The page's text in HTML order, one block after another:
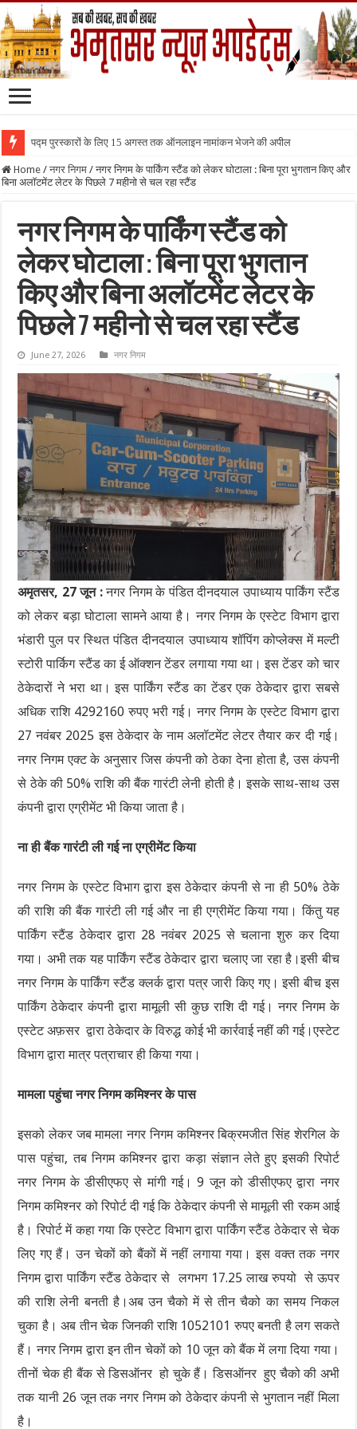
पद्म पुरस्कारों के लिए 15 अगस्त तक ऑनलाइन नामांकन भेजने की अपील
Home / नगर निगम / नगर निगम के पार्किंग स्टैंड को लेकर घोटाला : बिना पूरा भुगतान किए और
बिना अलॉटमेंट लेटर के पिछले 7 महीनो से चल रहा स्टैंड
नगर निगम के पार्किंग स्टैंड को
लेकर घोटाला : बिना पूरा भुगतान
किए और बिना अलॉटमेंट लेटर के
पिछले 7 महीनो से चल रहा स्टैंड
June 27, 2026 नगर निगम
अमृतसर, 27 जून :नगर निगम के पंडित दीनदयाल उपाध्याय पार्किंग स्टैंड
को लेकर बड़ा घोटाला सामने आया है। नगर निगम के एस्टेट विभाग द्वारा
भंडारी पुल पर स्थित पंडित दीनदयाल उपाध्याय शॉपिंग कोप्लेक्स में मल्टी
स्टोरी पार्किग स्टैंड का ई ऑक्शन टेंडर लगाया गया था। इस टेंडर को चार
ठेकेदारों ने भरा था। इस पार्किंग स्टैंड का टेंडर एक ठेकेदार द्वारा सबसे
अधिक राशि 4292160 रुपए भरी गई। नगर निगम के एस्टेट विभाग द्वारा
27 नवंबर 2025 इस ठेकेदार के नाम अलॉटमेंट लेटर तैयार कर दी गई।
नगर निगम एक्ट के अनुसार जिस कंपनी को ठेका देना होता है, उस कंपनी
से ठेके की 50% राशि की बैंक गारंटी लेनी होती है। इसके साथ-साथ उस
कंपनी द्वारा एग्रीमेंट भी किया जाता है।
ना ही बैंक गारंटी ली गई ना एग्रीमेंट किया
नगर निगम के एस्टेट विभाग द्वारा इस ठेकेदार कंपनी से ना ही 50% ठेके
की राशि की बैंक गारंटी ली गई और ना ही एग्रीमेंट किया गया। किंतु यह
पार्किंग स्टैंड ठेकेदार द्वारा 28 नवंबर 2025 से चलाना शुरु कर दिया
गया। अभी तक यह पार्किंग स्टैंड ठेकेदार द्वारा चलाए जा रहा है।इसी बीच
नगर निगम के पार्किंग स्टैंड क्लर्क द्वारा पत्र जारी किए गए। इसी बीच इस
पार्किंग ठेकेदार कंपनी द्वारा मामूली सी कुछ राशि दी गई। नगर निगम के
एस्टेट अफ़सर द्वारा ठेकेदार के विरुद्ध कोई भी कार्रवाई नहीं की गई।एस्टेट
विभाग द्वारा मात्र पत्राचार ही किया गया।
मामला पहुंचा नगर निगम कमिश्नर के पास
इसको लेकर जब मामला नगर निगम कमिश्नर बिक्रमजीत सिंह शेरगिल के
पास पहुंचा, तब निगम कमिश्नर द्वारा कड़ा संज्ञान लेते हुए इसकी रिपोर्ट
नगर निगम के डीसीएफए से मांगी गई। 9 जून को डीसीएफए द्वारा नगर
निगम कमिश्नर को रिपोर्ट दी गई कि ठेकेदार कंपनी से मामूली सी रकम आई
है। रिपोर्ट में कहा गया कि एस्टेट विभाग द्वारा पार्किंग स्टैंड ठेकेदार से चेक
लिए गए हैं। उन चेकों को बैंकों में नहीं लगाया गया। इस वक्त तक नगर
निगम द्वारा पार्किंग स्टैंड ठेकेदार से लगभग 17.25 लाख रुपयो से ऊपर
की राशि लेनी बनती है।अब उन चैको में से तीन चैको का समय निकल
चुका है। अब तीन चेक जिनकी राशि 1052101 रुपए बनती है लग सकते
हैं। नगर निगम द्वारा इन तीन चेकों को 10 जून को बैंक में लगा दिया गया।
तीनों चेक ही बैंक से डिसऑनर हो चुके हैं। डिसऑनर हुए चैको की अभी
तक यानी 26 जून तक नगर निगम को ठेकेदार कंपनी से भुगतान नहीं मिला
है।